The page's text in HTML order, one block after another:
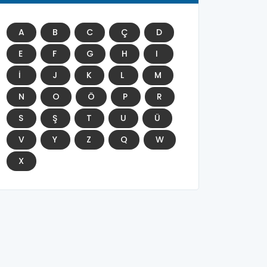
A B C Ç
D
E
F G H
I
İ
J K L
M
N
O Ö P
R
S
Ş T U
Ü
V
Y Z Q
W
X